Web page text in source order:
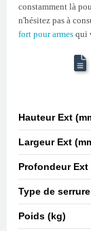
constamment là
n'hésitez pas à
fort pour armes qui
Hauteur Ext
Largeur Ext
Profondeur Ext
Type de serrure
Poids (kg)